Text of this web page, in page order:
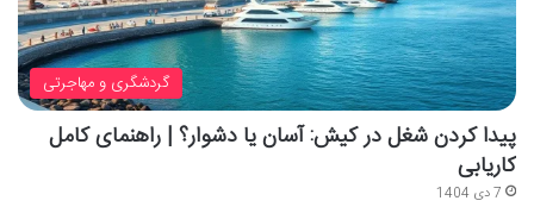
گردشگری و مهاجرتی
پیدا کردن شغل در کیش: آسان یا دشوار؟ | راهنمای کامل
کاریابی
7 دی 1404